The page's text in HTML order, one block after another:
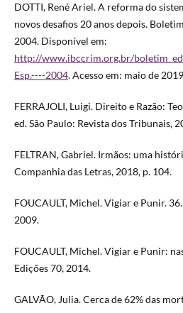
DOTTI, René Ariel. A reforma do
novos desafios 20 anos depois.
2004. Disponível em:
http://www.ibccrim.org.br/
Esp.----2004. Acesso em: maio de
FERRAJOLI, Luigi. Direito e Razão:
ed. São Paulo: Revista dos Tribunais,
FELTRAN, Gabriel. Irmãos: uma
Companhia das Letras, 2018, p. 104.
FOUCAULT, Michel. Vigiar e Punir.
2009.
FOUCAULT, Michel. Vigiar e Punir:
Edições 70, 2014.
GALVÃO, Julia. Cerca de 62% das